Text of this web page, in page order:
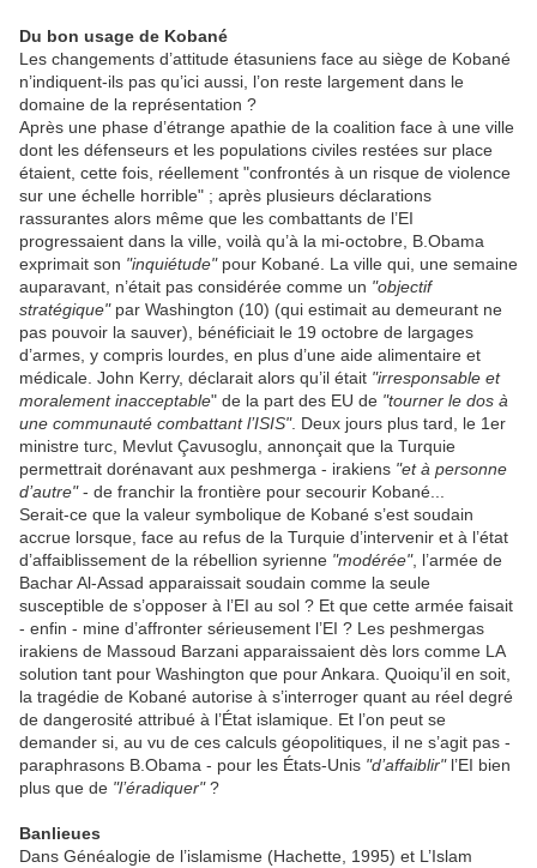
Du bon usage de Kobané
Les changements d’attitude étasuniens face au siège de Kobané
n’indiquent-ils pas qu’ici aussi, l’on reste largement dans le
domaine de la représentation ?
Après une phase d’étrange apathie de la coalition face à une ville
dont les défenseurs et les populations civiles restées sur place
étaient, cette fois, réellement "confrontés à un risque de violence
sur une échelle horrible" ; après plusieurs déclarations
rassurantes alors même que les combattants de l’EI
progressaient dans la ville, voilà qu’à la mi-octobre, B.Obama
exprimait son "inquiétude"pour Kobané. La ville qui, une semaine
auparavant, n’était pas considérée comme un "objectif
stratégique"par Washington (10) (qui estimait au demeurant ne
pas pouvoir la sauver), bénéficiait le 19 octobre de largages
d’armes, y compris lourdes, en plus d’une aide alimentaire et
médicale. John Kerry, déclarait alors qu’il était "irresponsable et
moralement inacceptable" de la part des EU de "tourner le dos à
une communauté combattant l’ISIS". Deux jours plus tard, le 1er
ministre turc, Mevlut Çavusoglu, annonçait que la Turquie
permettrait dorénavant aux peshmerga - irakiens "et à personne
d’autre"- de franchir la frontière pour secourir Kobané...
Serait-ce que la valeur symbolique de Kobané s’est soudain
accrue lorsque, face au refus de la Turquie d’intervenir et à l’état
d’affaiblissement de la rébellion syrienne "modérée", l’armée de
Bachar Al-Assad apparaissait soudain comme la seule
susceptible de s’opposer à l’EI au sol ? Et que cette armée faisait
- enfin - mine d’affronter sérieusement l’EI ? Les peshmergas
irakiens de Massoud Barzani apparaissaient dès lors comme LA
solution tant pour Washington que pour Ankara. Quoiqu’il en soit,
la tragédie de Kobané autorise à s’interroger quant au réel degré
de dangerosité attribué à l’État islamique. Et l’on peut se
demander si, au vu de ces calculs géopolitiques, il ne s’agit pas -
paraphrasons B.Obama - pour les États-Unis "d’affaiblir"l’EI bien
plus que de "l’éradiquer"?
Banlieues
Dans Généalogie de l’islamisme (Hachette, 1995) et L’Islam